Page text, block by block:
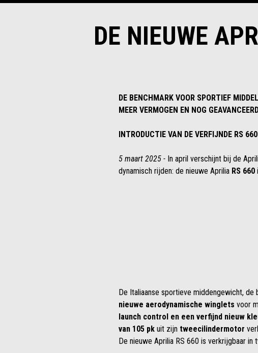
DE NIEUWE
DE BENCHMARK VOOR SPORTIEF
MEER VERMOGEN EN NOG
INTRODUCTIE VAN DE VERFIJNDE RS
5 maart 2025 - In april verschijnt bij de
dynamisch rijden: de nieuwe Aprilia RS 660
De Italiaanse sportieve middengewicht,
nieuwe aerodynamische winglets voor
launch control en een verfijnd nieuw
van 105 pkuit zijn tweecilindermotor
De nieuwe Aprilia RS 660 is verkrijgbaar in